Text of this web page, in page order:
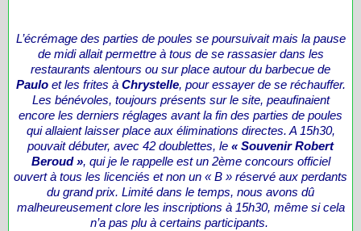
L’écrémage des parties de poules se poursuivait mais la pause
de midi allait permettre à tous de se rassasier dans les
restaurants alentours ou sur place autour du barbecue de
Pauloet les frites à Chrystelle, pour essayer de se réchauffer.
Les bénévoles, toujours présents sur le site, peaufinaient
encore les derniers réglages avant la fin des parties de poules
qui allaient laisser place aux éliminations directes. A 15h30,
pouvait débuter, avec 42 doublettes, le « Souvenir Robert
Beroud », qui je le rappelle est un 2ème concours officiel
ouvert à tous les licenciés et non un « B » réservé aux perdants
du grand prix. Limité dans le temps, nous avons dû
malheureusement clore les inscriptions à 15h30, même si cela
n’a pas plu à certains participants.